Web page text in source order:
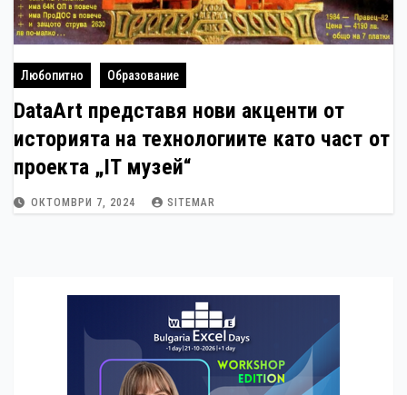
Любопитно Образование
DataArt представя нови акценти от
историята на технологиите като част от
проекта „IT музей“
ОКТОМВРИ 7, 2024 SITEMAR